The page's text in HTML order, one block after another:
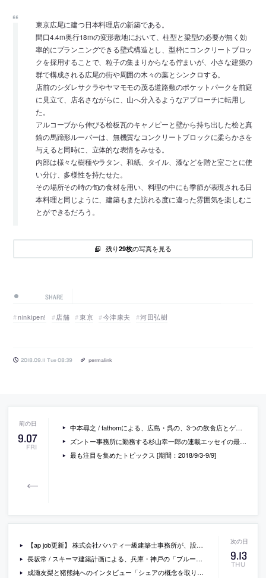
東京広尾に建つ日本料理店の新築である。
間口4.4m奥行18mの変形敷地において、柱型と梁型の必要が無く効
率的にプランニングできる壁式構造とし、型枠にコンクリートブロッ
クを採用することで、粒子の集まりからなる佇まいが、小さな建築の
群で構成される広尾の街や周囲の木々の葉とシンクロする。
店前のシダレサクラやヤマモモの茂る道路敷のポケットパークを前庭
に見立て、店名さながらに、山へ分入るようなアプローチに転用し
た。
アルコーブから伸びる桧板瓦のキャノピーと壁から持ち出した桧と真
鍮の馬蹄形ルーバーは、無機質なコンクリートブロックに柔らかさを
与えると同時に、立体的な表情をみせる。
内部は様々な樹種やラタン、和紙、タイル、漆などを階と室ごとに使
い分け、多様性を持たせた。
その場所その時の旬の食材を用い、料理の中にも季節が表現される日
本料理と同じように、建築もまた訪れる度に違った雰囲気を楽しむこ
とができるだろう。
残り29枚の写真を見る
SHARE
ninkipen! 店舗 東京 今津康夫 河田弘樹
2018.09.11 Tue 08:39 permalink
9.07
FRI
中本尋之 / fathomによる、広島・呉の、3つの飲食店とゲストハウスの複合施設「官有0番山崎家 / HATAGO FLAGS」
ズントー事務所に勤務する杉山幸一郎の連載エッセイの最新回「建築デザインの引き出し」
最も注目を集めたトピックス [期間：2018/9/3-9/9]
9.13
THU
【ap job更新】 株式会社バハティ一級建築士事務所が、設計・設計監理スタッフを募集中
長坂常 / スキーマ建築計画による、兵庫・神戸の「ブルーボトルコーヒー神戸カフェ」
成瀬友梨と猪熊純へのインタビュー「シェアの概念を取り入れて、オフィスを脱・類型化する」